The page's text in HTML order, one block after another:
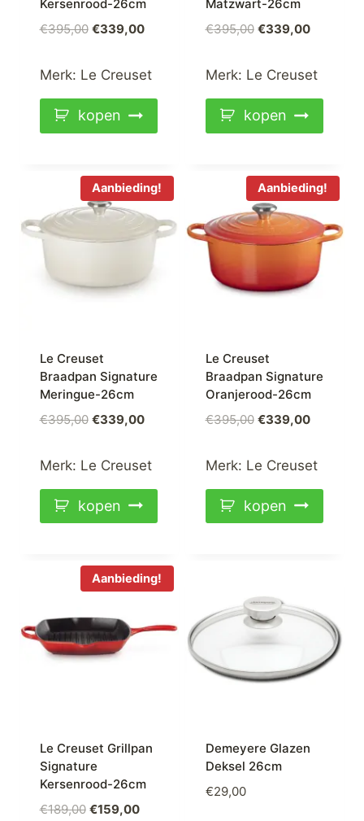
Kersenrood-26cm
€395,00 Oorspronkelijke
was:
€339,00Huidige
is:
Merk: Le Creuset
kopen
Matzwart-26cm
€395,00 Oorspronkelijke
was:
€339,00Huidige
is:
Merk: Le Creuset
kopen
Aanbieding!
Le Creuset
Braadpan Signature
Meringue-26cm
€395,00 Oorspronkelijke
was:
€339,00Huidige
is:
Merk: Le Creuset
kopen
Aanbieding!
Le Creuset
Braadpan Signature
Oranjerood-26cm
€395,00 Oorspronkelijke
was:
€339,00Huidige
is:
Merk: Le Creuset
kopen
Aanbieding!
Le Creuset Grillpan
Signature
Kersenrood-26cm
€189,00 Oorspronkelijke
€159,00Huidige
Demeyere Glazen
Deksel 26cm
€29,00